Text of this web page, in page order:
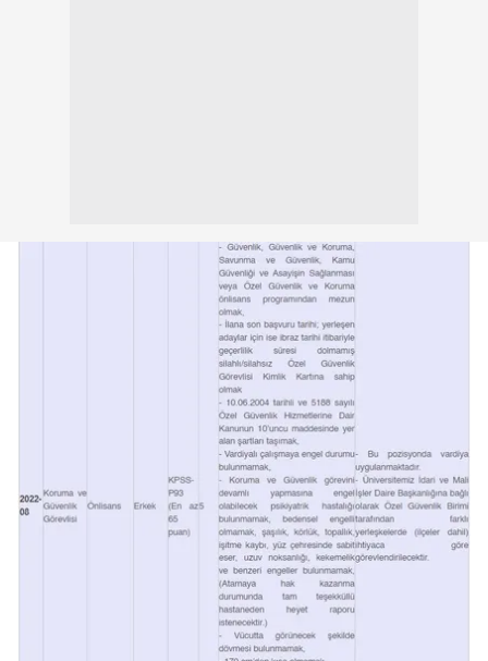
için Ayarlar butonuna tıklayabilir,Çerez Bilgilendirme
ziyaret edebilirsiniz.
6698 sayılı Kişisel Verilerin Korunması Kanunu uyarınca
hazırlanmış Aydınlatma Metnimizi okumak ve sitemizde
ilgili mevzuata uygun olarak kullanılan çerezlerle ilgili bilgi
tıklayınız.